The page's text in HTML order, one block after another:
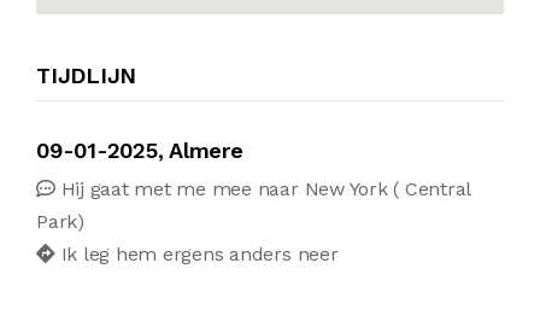
TIJDLIJN
09-01-2025, Almere
Hij gaat met me mee naar New York ( Central
Park)
Ik leg hem ergens anders neer